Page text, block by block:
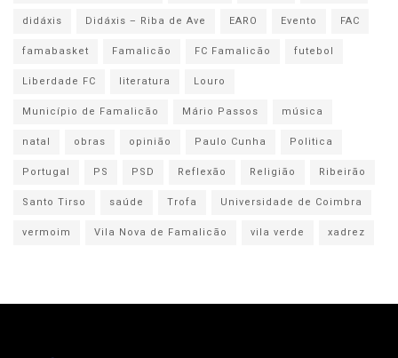
didáxis
Didáxis – Riba de Ave EARO Evento
FAC
famabasket
Famalicão FC Famalicão
futebol
Liberdade FC
literatura
Louro
Município de Famalicão
Mário Passos
música
natal
obras opinião Paulo Cunha
Politica
Portugal
PS PSD Reflexão Religião
Ribeirão
Santo Tirso
saúde Trofa
Universidade de Coimbra
vermoim
Vila Nova de Famalicão vila verde xadrez